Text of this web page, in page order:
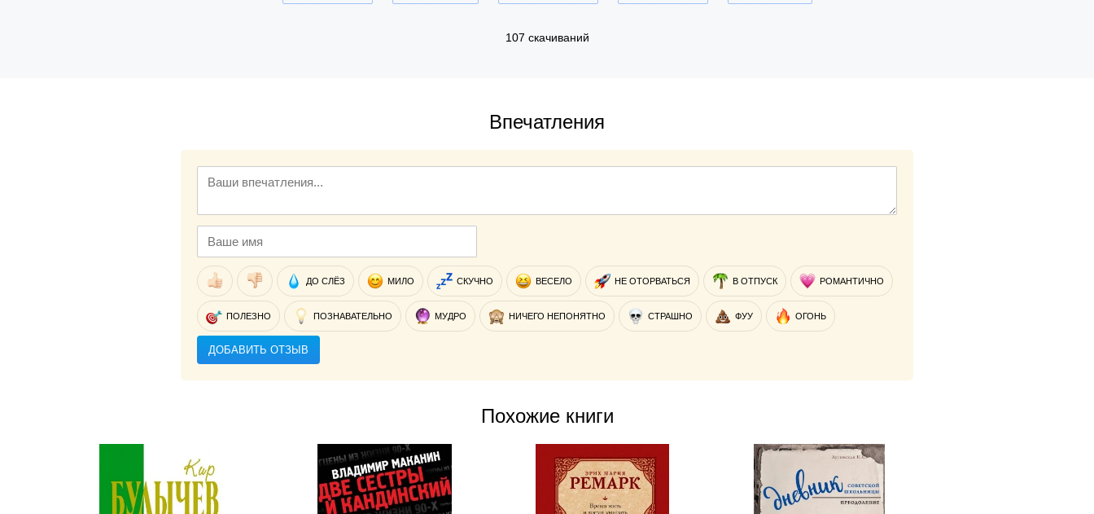
107 скачиваний
Впечатления
ДО СЛЁЗ МИЛО СКУЧНО ВЕСЕЛО НЕ ОТОРВАТЬСЯ В ОТПУСК РОМАНТИЧНО
ПОЛЕЗНО ПОЗНАВАТЕЛЬНО МУДРО НИЧЕГО НЕПОНЯТНО СТРАШНО ФУУ ОГОНЬ
ДОБАВИТЬ ОТЗЫВ
Похожие книги